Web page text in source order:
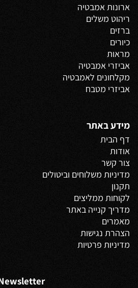
ארונות אמבטיה
ריהוט משלים
ברזים
כיורים
מראות
אביזרי אמבטיה
מקלחונים לאמבטיה
אביזרי מטבח
מידע באתר
דף הבית
אודות
צור קשר
מדיניות משלוחים וביטולים
תקנון
לקוחות ממליצים
מדריך קנייה באתר
מאמרים
הצהרת נגישות
מדיניות פרטיות